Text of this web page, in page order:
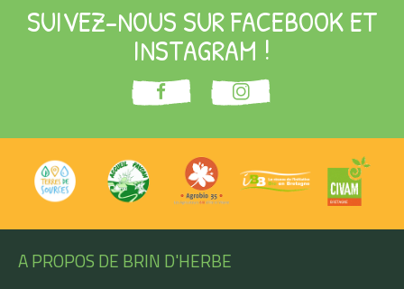
SUIVEZ-NOUS SUR FACEBOOK ET
INSTAGRAM !
A PROPOS DE BRIN D'HERBE